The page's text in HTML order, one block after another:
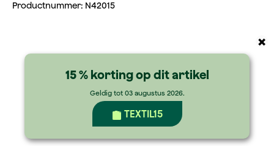
Productnummer: N42015
×
15 % korting op dit artikel
Geldig tot 03 augustus 2026.
TEXTIL15